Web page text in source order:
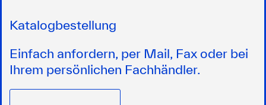
Katalogbestellung
Einfach anfordern, per Mail, Fax oder bei
Ihrem persönlichen Fachhändler.